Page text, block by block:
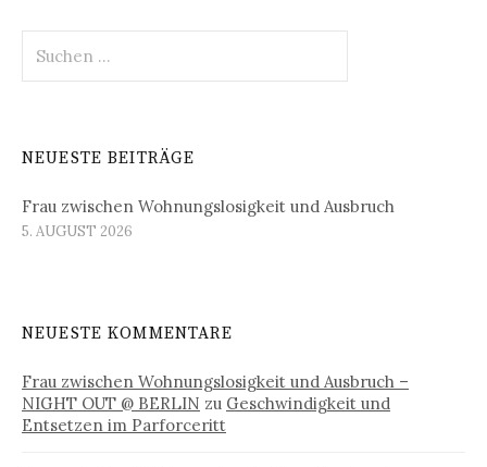
nach:
NEUESTE BEITRÄGE
Frau zwischen Wohnungslosigkeit und Ausbruch
5. AUGUST 2026
NEUESTE KOMMENTARE
Frau zwischen Wohnungslosigkeit und Ausbruch –
NIGHT OUT @ BERLIN zu Geschwindigkeit und
Entsetzen im Parforceritt